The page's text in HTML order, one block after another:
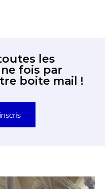
les
fois par
boite mail !